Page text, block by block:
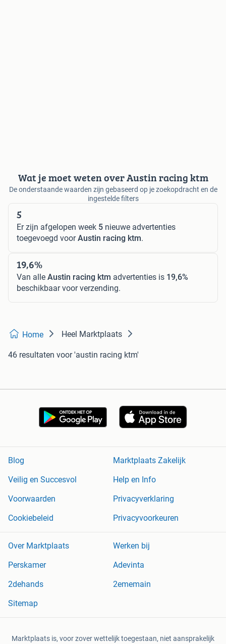
Wat je moet weten over Austin racing ktm
De onderstaande waarden zijn gebaseerd op je zoekopdracht en de
ingestelde filters
5
Er zijn afgelopen week 5 nieuwe advertenties
toegevoegd voorAustin racing ktm.
19,6%
Van alle Austin racing ktm advertenties is 19,6%
beschikbaar voor verzending.
Home Heel Marktplaats
46 resultaten voor 'austin racing ktm'
Blog
Marktplaats Zakelijk
Veilig en Succesvol
Help en Info
Voorwaarden
Privacyverklaring
Cookiebeleid
Privacyvoorkeuren
Over Marktplaats
Werken bij
Perskamer
Adevinta
2dehands
2ememain
Sitemap
Marktplaats is, voor zover wettelijk toegestaan, niet aansprakelijk